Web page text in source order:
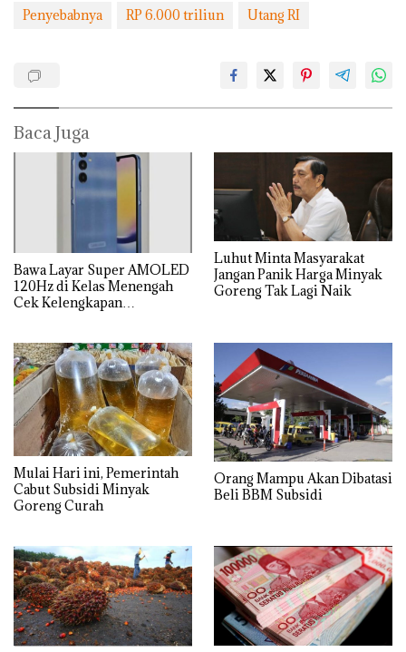
Penyebabnya RP 6.000 triliun Utang RI
Baca Juga
Bawa Layar Super AMOLED
120Hz di Kelas Menengah
Cek Kelengkapan
Luhut Minta Masyarakat
Jangan Panik Harga Minyak
Goreng Tak Lagi Naik
Mulai Hari ini, Pemerintah
Cabut Subsidi Minyak
Goreng Curah
Orang Mampu Akan Dibatasi
Beli BBM Subsidi